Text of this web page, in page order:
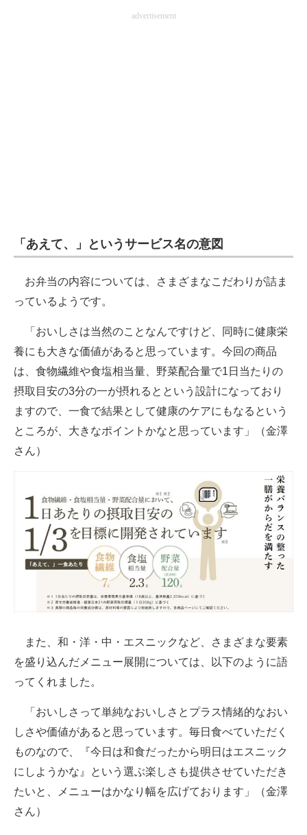
advertisement
「あえて、」というサービス名の意図
お弁当の内容については、さまざまなこだわりが詰ま
っているようです。
「おいしさは当然のことなんですけど、同時に健康栄
養にも大きな価値があると思っています。今回の商品
は、食物繊維や食塩相当量、野菜配合量で1日当たりの
摂取目安の3分の一が摂れるとという設計になっており
ますので、一食で結果として健康のケアにもなるという
ところが、大きなポイントかなと思っています」（金澤
さん）
また、和・洋・中・エスニックなど、さまざまな要素
を盛り込んだメニュー展開については、以下のように語
ってくれました。
「おいしさって単純なおいしさとプラス情緒的なおい
しさや価値があると思っています。毎日食べていただく
ものなので、『今日は和食だったから明日はエスニック
にしようかな』という選ぶ楽しさも提供させていただき
たいと、メニューはかなり幅を広げております」（金澤
さん）